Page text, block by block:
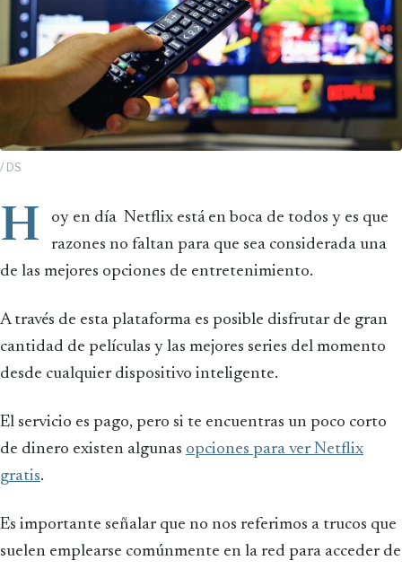
/ DS
H
oy en día Netflix está en boca de todos y es que
razones no faltan para que sea considerada una
de las mejores opciones de entretenimiento.
A través de esta plataforma es posible disfrutar de gran
cantidad de películas y las mejores series del momento
desde cualquier dispositivo inteligente.
El servicio es pago, pero si te encuentras un poco corto
de dinero existen algunas opciones para ver Netflix
gratis.
Es importante señalar que no nos referimos a trucos que
suelen emplearse comúnmente en la red para acceder de